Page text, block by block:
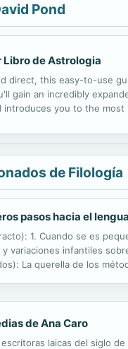
Pond
Libro de Astrologia
direct, this easy-to-use
gain an incredibly
introduces you to the
de Filología
pasos hacia el
1. Cuando se es
variaciones infantiles
La querella de los
de Ana Caro
laicas del siglo